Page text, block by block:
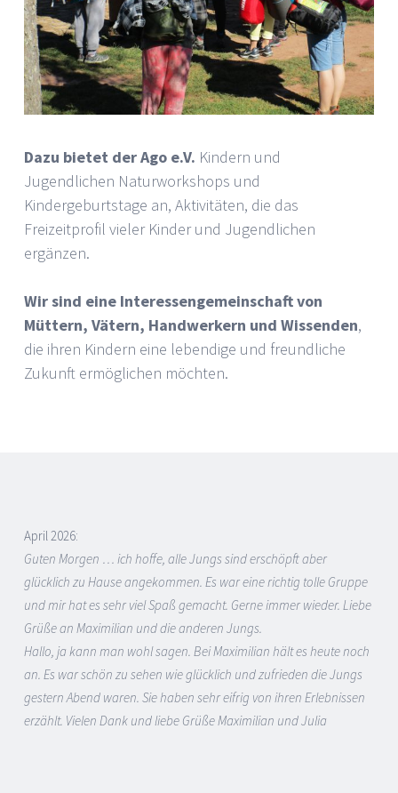
Dazu bietet der Ago e.V. Kindern und
Jugendlichen Naturworkshops und
Kindergeburtstage an, Aktivitäten, die das
Freizeitprofil vieler Kinder und Jugendlichen
ergänzen.
Wir sind eine Interessengemeinschaft von
Müttern, Vätern, Handwerkern und Wissenden,
die ihren Kindern eine lebendige und freundliche
Zukunft ermöglichen möchten.
April 2026:
Guten Morgen … ich hoffe, alle Jungs sind erschöpft aber
glücklich zu Hause angekommen. Es war eine richtig tolle Gruppe
und mir hat es sehr viel Spaß gemacht. Gerne immer wieder. Liebe
Grüße an Maximilian und die anderen Jungs.
Hallo, ja kann man wohl sagen. Bei Maximilian hält es heute noch
an. Es war schön zu sehen wie glücklich und zufrieden die Jungs
gestern Abend waren. Sie haben sehr eifrig von ihren Erlebnissen
erzählt. Vielen Dank und liebe Grüße Maximilian und Julia